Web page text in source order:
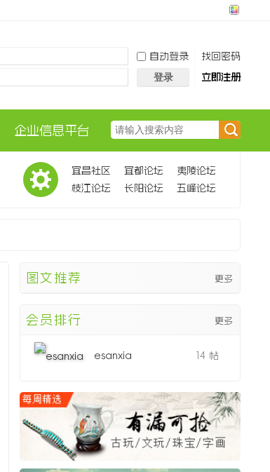
自动登录 找回密码
登录 立即注册
搜
企业信息平台
宜昌社区 宜都论坛
夷陵论坛
枝江论坛
长阳论坛 五峰论坛
图文推荐 更多
会员排行 更多
14 帖
esanxia